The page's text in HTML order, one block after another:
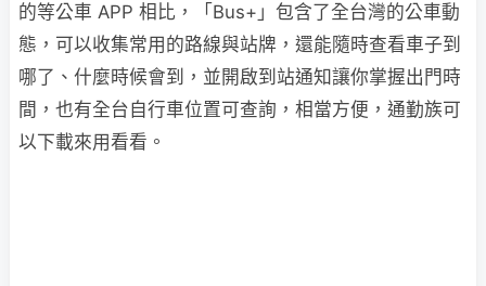
的等公車 APP 相比，「Bus+」包含了全台灣的公車動
態，可以收集常用的路線與站牌，還能隨時查看車子到
哪了、什麼時候會到，並開啟到站通知讓你掌握出門時
間，也有全台自行車位置可查詢，相當方便，通勤族可
以下載來用看看。